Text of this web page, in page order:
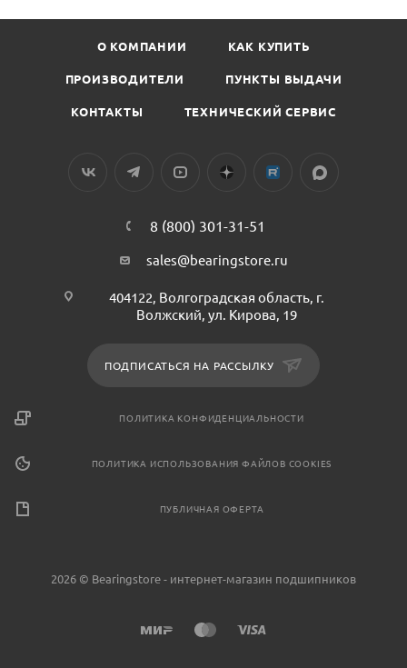
О КОМПАНИИ КАК КУПИТЬ
ПРОИЗВОДИТЕЛИ ПУНКТЫ ВЫДАЧИ
КОНТАКТЫ ТЕХНИЧЕСКИЙ СЕРВИС
8 (800) 301-31-51
sales@bearingstore.ru
404122, Волгоградская область, г.
Волжский, ул. Кирова, 19
ПОДПИСАТЬСЯ НА РАССЫЛКУ
ПОЛИТИКА КОНФИДЕНЦИАЛЬНОСТИ
ПОЛИТИКА ИСПОЛЬЗОВАНИЯ ФАЙЛОВ COOKIES
ПУБЛИЧНАЯ ОФЕРТА
2026 © Bearingstore - интернет-магазин подшипников